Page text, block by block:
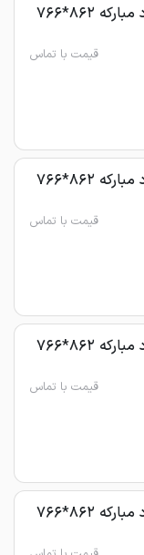
قلع اندود ۰٫۱۸ فولاد مبارکه ۸۶۲*۷۶۶
قیمت با تماس
قلع اندود ۰٫۱۸ فولاد مبارکه ۸۶۲*۷۶۶
قیمت با تماس
قلع اندود ۰٫۱۸ فولاد مبارکه ۸۶۲*۷۶۶
قیمت با تماس
قلع اندود ۰٫۱۸ فولاد مبارکه ۸۶۲*۷۶۶